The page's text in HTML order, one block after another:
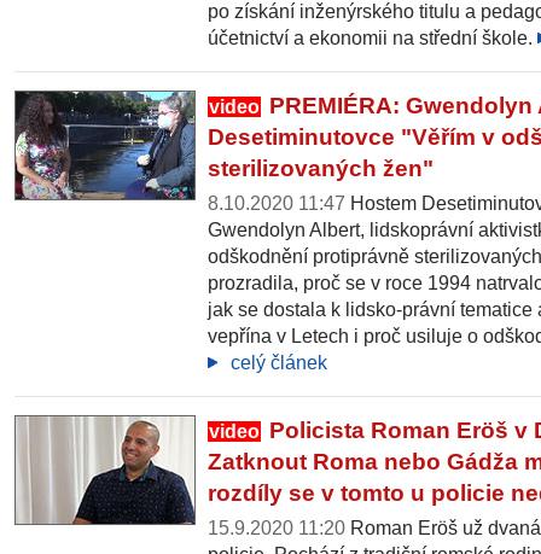
po získání inženýrského titulu a
účetnictví a ekonomii na střední škole.
video PREMIÉRA: Gwendolyn
Desetiminutovce "Věřím v
sterilizovaných žen"
8.10.2020 11:47 Hostem
Gwendolyn Albert, lidskoprávní
odškodnění protiprávně
prozradila, proč se v roce 1994
jak se dostala k lidsko-právní
vepřína v Letech i proč usiluje o
celý článek
video Policista Roman Eröš v
Zatknout Roma nebo Gádža
rozdíly se v tomto u policie
15.9.2020 11:20 Roman Eröš už